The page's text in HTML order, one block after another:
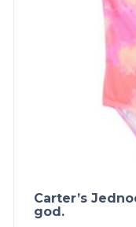
Carter’s
god.